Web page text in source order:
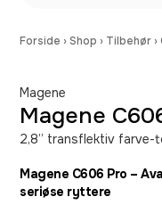
Forside ›Shop › Tilbehør ›
Magene
Magene
2,8” transflektiv farve-
Magene C606 Pro –
seriøse ryttere